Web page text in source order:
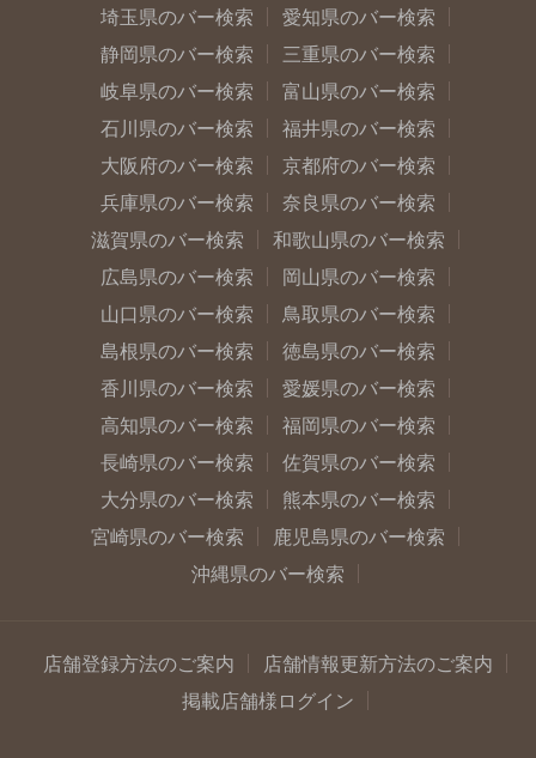
埼玉県のバー検索
愛知県のバー検索
静岡県のバー検索
三重県のバー検索
岐阜県のバー検索
富山県のバー検索
石川県のバー検索
福井県のバー検索
大阪府のバー検索
京都府のバー検索
兵庫県のバー検索
奈良県のバー検索
滋賀県のバー検索
和歌山県のバー検索
広島県のバー検索
岡山県のバー検索
山口県のバー検索
鳥取県のバー検索
島根県のバー検索
徳島県のバー検索
香川県のバー検索
愛媛県のバー検索
高知県のバー検索
福岡県のバー検索
長崎県のバー検索
佐賀県のバー検索
大分県のバー検索
熊本県のバー検索
宮崎県のバー検索
鹿児島県のバー検索
沖縄県のバー検索
店舗登録方法のご案内
店舗情報更新方法のご案内
掲載店舗様ログイン